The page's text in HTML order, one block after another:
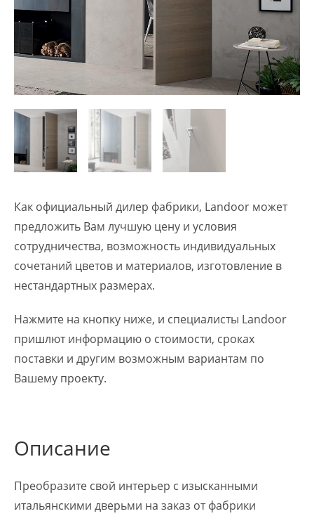
Как официальный дилер фабрики, Landoor может
предложить Вам лучшую цену и условия
сотрудничества, возможность индивидуальных
сочетаний цветов и материалов, изготовление в
нестандартных размерах.
Нажмите на кнопку ниже, и специалисты Landoor
пришлют информацию о стоимости, сроках
поставки и другим возможным вариантам по
Вашему проекту.
Описание
Преобразите свой интерьер с изысканными
итальянскими дверьми на заказ от фабрики